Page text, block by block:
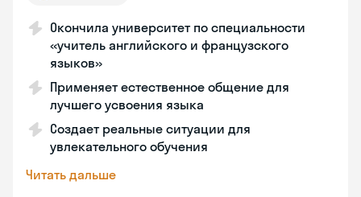
Окончила университет по специальности
«учитель английского и французского
языков»
Применяет естественное общение для
лучшего усвоения языка
Создает реальные ситуации для
увлекательного обучения
Читать дальше